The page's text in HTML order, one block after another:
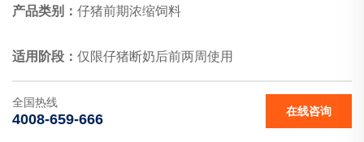
产品类别： 仔猪前期浓缩饲料
适用阶段： 仅限仔猪断奶后前两周使用
在线咨询
全国热线
4008-659-666